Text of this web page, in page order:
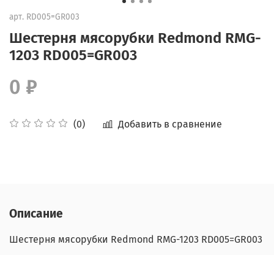
арт. RD005=GR003
Шестерня мясорубки Redmond RMG-
1203 RD005=GR003
(0) Добавить в сравнение
0 ₽
Описание
Шестерня мясорубки Redmond RMG-1203 RD005=GR003